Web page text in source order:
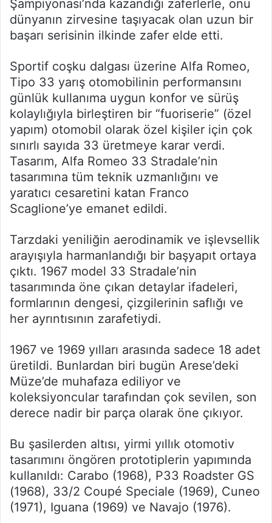
Şampiyonası’nda kazandığı zaferlerle, onu
dünyanın zirvesine taşıyacak olan uzun bir
başarı serisinin ilkinde zafer elde etti.
Sportif coşku dalgası üzerine Alfa Romeo,
Tipo 33 yarış otomobilinin performansını
günlük kullanıma uygun konfor ve sürüş
kolaylığıyla birleştiren bir “fuoriserie” (özel
yapım) otomobil olarak özel kişiler için çok
sınırlı sayıda 33 üretmeye karar verdi.
Tasarım, Alfa Romeo 33 Stradale’nin
tasarımına tüm teknik uzmanlığını ve
yaratıcı cesaretini katan Franco
Scaglione’ye emanet edildi.
Tarzdaki yeniliğin aerodinamik ve işlevsellik
arayışıyla harmanlandığı bir başyapıt ortaya
çıktı. 1967 model 33 Stradale’nin
tasarımında öne çıkan detaylar ifadeleri,
formlarının dengesi, çizgilerinin saflığı ve
her ayrıntısının zarafetiydi.
1967 ve 1969 yılları arasında sadece 18 adet
üretildi. Bunlardan biri bugün Arese’deki
Müze’de muhafaza ediliyor ve
koleksiyoncular tarafından çok sevilen, son
derece nadir bir parça olarak öne çıkıyor.
Bu şasilerden altısı, yirmi yıllık otomotiv
tasarımını öngören prototiplerin yapımında
kullanıldı: Carabo (1968), P33 Roadster GS
(1968), 33/2 Coupé Speciale (1969), Cuneo
(1971), Iguana (1969) ve Navajo (1976).